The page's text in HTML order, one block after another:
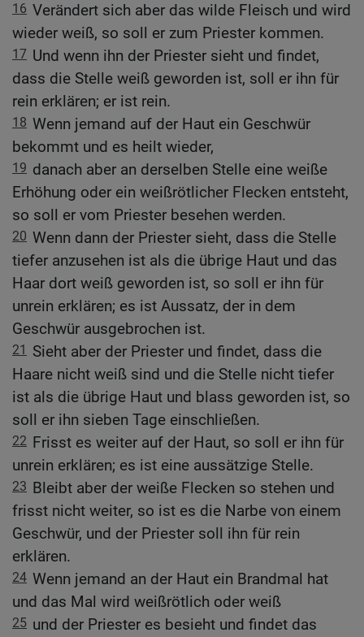
16 Verändert sich aber das wilde Fleisch und wird
wieder weiß, so soll er zum Priester kommen.
17 Und wenn ihn der Priester sieht und findet,
dass die Stelle weiß geworden ist, soll er ihn für
rein erklären; er ist rein.
18 Wenn jemand auf der Haut ein Geschwür
bekommt und es heilt wieder,
19 danach aber an derselben Stelle eine weiße
Erhöhung oder ein weißrötlicher Flecken entsteht,
so soll er vom Priester besehen werden.
20 Wenn dann der Priester sieht, dass die Stelle
tiefer anzusehen ist als die übrige Haut und das
Haar dort weiß geworden ist, so soll er ihn für
unrein erklären; es ist Aussatz, der in dem
Geschwür ausgebrochen ist.
21
Sieht aber der Priester und findet, dass die
Haare nicht weiß sind und die Stelle nicht tiefer
ist als die übrige Haut und blass geworden ist, so
soll er ihn sieben Tage einschließen.
22 Frisst es weiter auf der Haut, so soll er ihn für
unrein erklären; es ist eine aussätzige Stelle.
23 Bleibt aber der weiße Flecken so stehen und
frisst nicht weiter, so ist es die Narbe von einem
Geschwür, und der Priester soll ihn für rein
erklären.
24 Wenn jemand an der Haut ein Brandmal hat
und das Mal wird weißrötlich oder weiß
25 und der Priester es besieht und findet das